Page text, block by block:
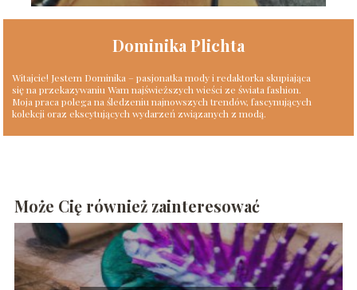
Dominika Plichta
Witajcie! Jestem Dominika – pasjonatka mody i redaktorka skupiająca
się na przekazywaniu Wam najświeższych wieści ze świata fashion.
Moja praca polega na śledzeniu najnowszych trendów, fascynujących
kolekcji oraz ekscytujących wydarzeń związanych z modą.
Może Cię również zainteresować